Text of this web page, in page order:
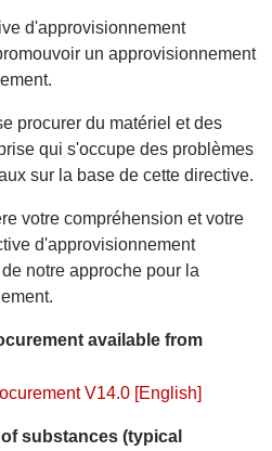
d'approvisionnement
un approvisionnement
procurer du matériel et des
qui s'occupe des problèmes
sur la base de cette directive.
votre compréhension et votre
d'approvisionnement
notre approche pour la
available from
V14.0 [English]
substances (typical